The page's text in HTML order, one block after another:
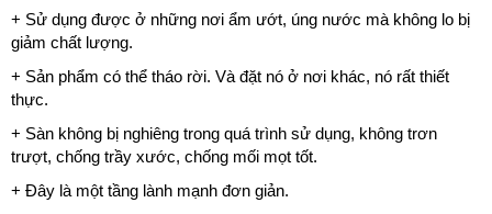
+ Sử dụng được ở những nơi ẩm ướt, úng nước mà không lo bị
giảm chất lượng.
+ Sản phẩm có thể tháo rời. Và đặt nó ở nơi khác, nó rất thiết
thực.
+ Sàn không bị nghiêng trong quá trình sử dụng, không trơn
trượt, chống trầy xước, chống mối mọt tốt.
+ Đây là một tầng lành mạnh đơn giản.